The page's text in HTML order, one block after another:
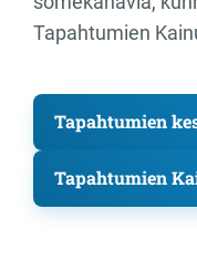
Tapahtumien
Tapahtumien
Tapahtumien